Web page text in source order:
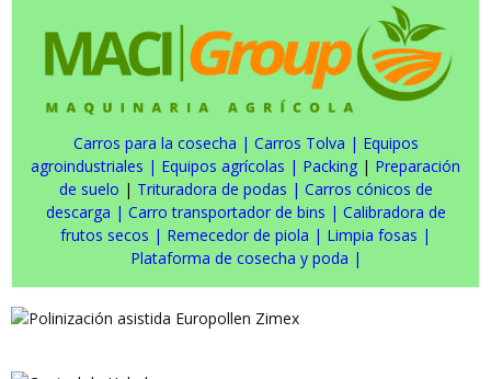
Carros para la cosecha | Carros Tolva | Equipos
agroindustriales | Equipos agrícolas | Packing | Preparación
de suelo | Trituradora de podas | Carros cónicos de
descarga | Carro transportador de bins | Calibradora de
frutos secos | Remecedor de piola | Limpia fosas |
Plataforma de cosecha y poda |